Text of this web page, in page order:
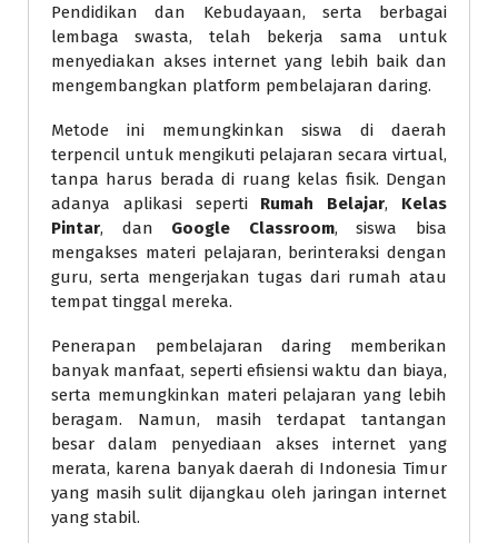
Pendidikan dan Kebudayaan, serta berbagai
lembaga swasta, telah bekerja sama untuk
menyediakan akses internet yang lebih baik dan
mengembangkan platform pembelajaran daring.
Metode ini memungkinkan siswa di daerah
terpencil untuk mengikuti pelajaran secara virtual,
tanpa harus berada di ruang kelas fisik. Dengan
adanya aplikasi seperti Rumah Belajar, Kelas
Pintar, dan Google Classroom, siswa bisa
mengakses materi pelajaran, berinteraksi dengan
guru, serta mengerjakan tugas dari rumah atau
tempat tinggal mereka.
Penerapan pembelajaran daring memberikan
banyak manfaat, seperti efisiensi waktu dan biaya,
serta memungkinkan materi pelajaran yang lebih
beragam. Namun, masih terdapat tantangan
besar dalam penyediaan akses internet yang
merata, karena banyak daerah di Indonesia Timur
yang masih sulit dijangkau oleh jaringan internet
yang stabil.